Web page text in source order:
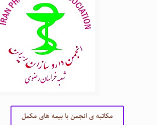
مکاتبه ی انجمن با بیمه های مکمل